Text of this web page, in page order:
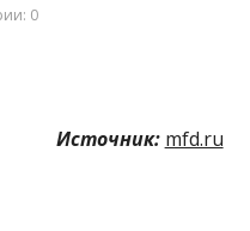
0
Источник: mfd.ru